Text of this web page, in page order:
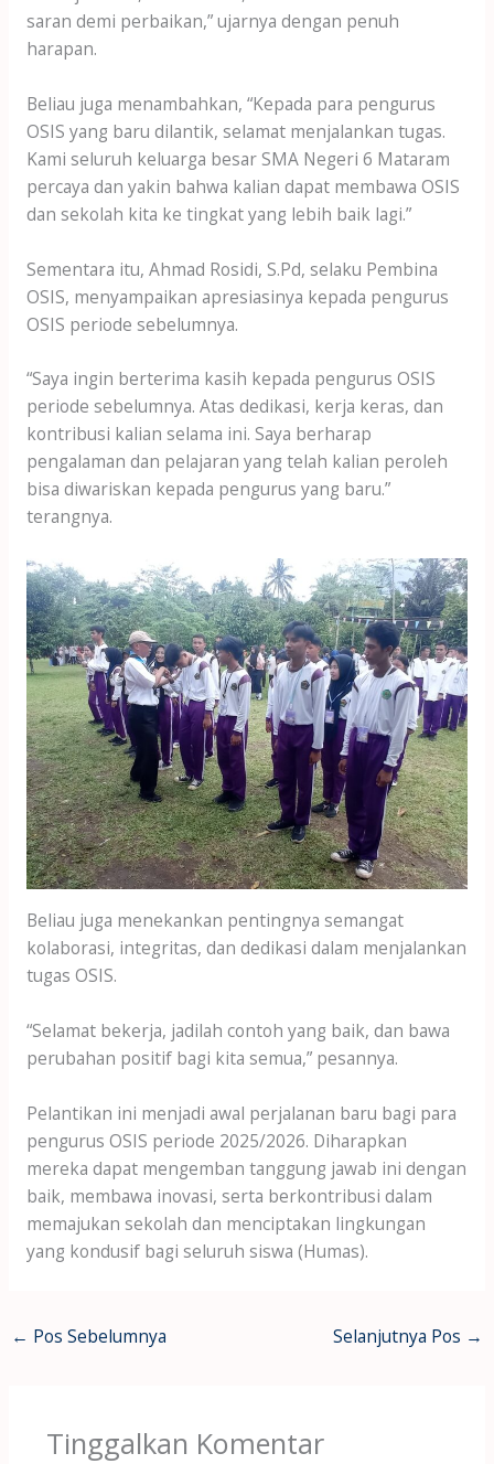
saran demi perbaikan,” ujarnya dengan penuh
harapan.
Beliau juga menambahkan, “Kepada para pengurus
OSIS yang baru dilantik, selamat menjalankan tugas.
Kami seluruh keluarga besar SMA Negeri 6 Mataram
percaya dan yakin bahwa kalian dapat membawa OSIS
dan sekolah kita ke tingkat yang lebih baik lagi.”
Sementara itu, Ahmad Rosidi, S.Pd, selaku Pembina
OSIS, menyampaikan apresiasinya kepada pengurus
OSIS periode sebelumnya.
“Saya ingin berterima kasih kepada pengurus OSIS
periode sebelumnya. Atas dedikasi, kerja keras, dan
kontribusi kalian selama ini. Saya berharap
pengalaman dan pelajaran yang telah kalian peroleh
bisa diwariskan kepada pengurus yang baru.”
terangnya.
Beliau juga menekankan pentingnya semangat
kolaborasi, integritas, dan dedikasi dalam menjalankan
tugas OSIS.
“Selamat bekerja, jadilah contoh yang baik, dan bawa
perubahan positif bagi kita semua,” pesannya.
Pelantikan ini menjadi awal perjalanan baru bagi para
pengurus OSIS periode 2025/2026. Diharapkan
mereka dapat mengemban tanggung jawab ini dengan
baik, membawa inovasi, serta berkontribusi dalam
memajukan sekolah dan menciptakan lingkungan
yang kondusif bagi seluruh siswa (Humas).
← Pos Sebelumnya Selanjutnya Pos →
Tinggalkan Komentar